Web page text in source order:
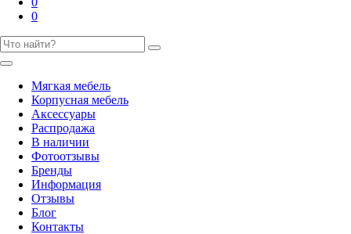
0
Мягкая мебель
Корпусная мебель
Аксессуары
Распродажа
В наличии
Фотоотзывы
Бренды
Информация
Отзывы
Блог
Контакты